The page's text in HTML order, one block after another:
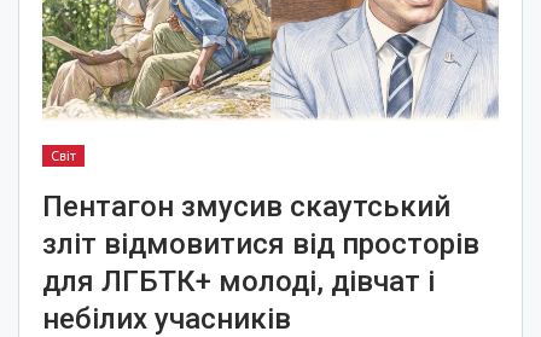
Світ
Пентагон змусив скаутський
зліт відмовитися від просторів
для ЛГБТК+ молоді, дівчат і
небілих учасників